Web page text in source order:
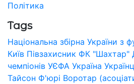
Політика
Tags
Національна збірна України з
Київ Півзахисник ФК "Шахтар"
чемпіонів УЄФА Україна
Тайсон Ф'юрі Воротар